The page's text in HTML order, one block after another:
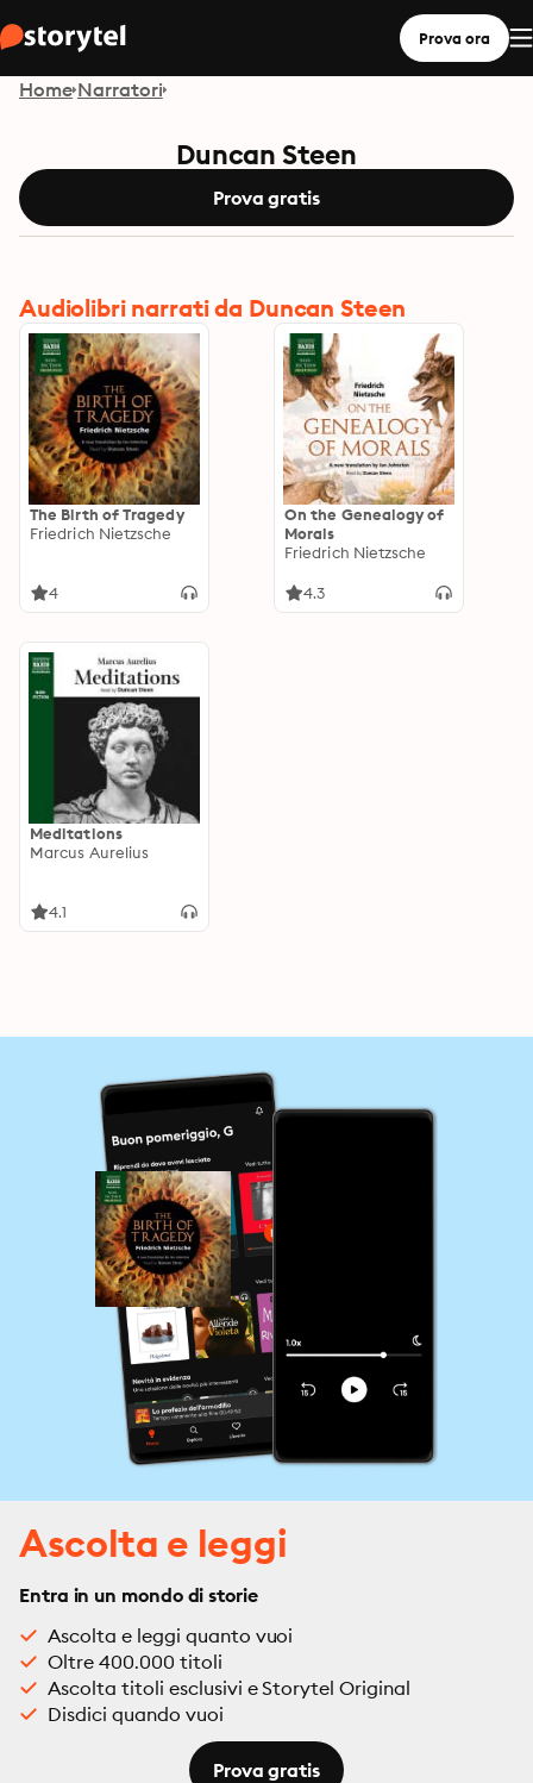
Prova ora
Home Narratori
Duncan Steen
Prova gratis
Audiolibri narrati da Duncan Steen
The Birth of Tragedy
Friedrich Nietzsche
4
On the Genealogy of
Morals
Friedrich Nietzsche
4.3
Meditations
Marcus Aurelius
4.1
Ascolta e leggi
Entra in un mondo di storie
Ascolta e leggi quanto vuoi
Oltre 400.000 titoli
Ascolta titoli esclusivi e Storytel Original
Disdici quando vuoi
Prova gratis